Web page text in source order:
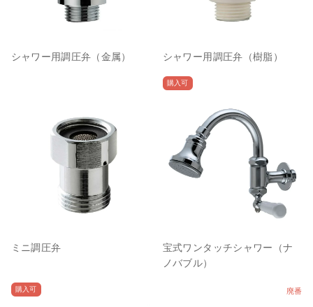
シャワー用調圧弁（金属） シャワー用調圧弁（樹脂）
ミニ調圧弁
購入可
宝式ワンタッチシャワー（ナ
ノバブル）
購入可 廃番